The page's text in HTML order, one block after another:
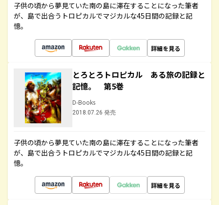
子供の頃から夢見ていた南の島に滞在することになった筆者
が、島で出合うトロピカルでマジカルな45日間の記録と記
憶。
詳細を見る
とろとろトロピカル ある旅の記録と
記憶。 第5巻
D-Books
2018.07.26 発売
子供の頃から夢見ていた南の島に滞在することになった筆者
が、島で出合うトロピカルでマジカルな45日間の記録と記
憶。
詳細を見る